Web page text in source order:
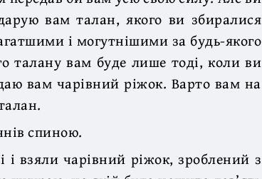
вам талан, якого ви збиралися
і могутнішими за будь-якого
талану вам буде лише тоді, коли ви
вам чарівний ріжок. Варто вам на
спиною.
взяли чарівний ріжок, зроблений з